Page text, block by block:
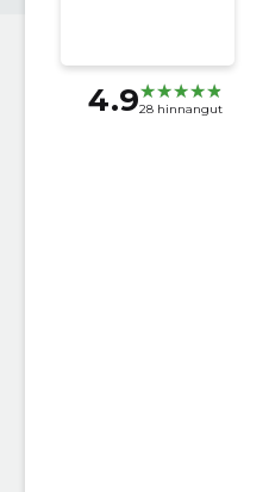
4.928 hinnangut